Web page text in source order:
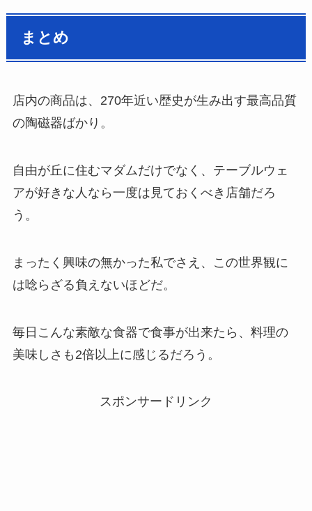
まとめ
店内の商品は、270年近い歴史が生み出す最高品質
の陶磁器ばかり。
自由が丘に住むマダムだけでなく、テーブルウェ
アが好きな人なら一度は見ておくべき店舗だろ
う。
まったく興味の無かった私でさえ、この世界観に
は唸らざる負えないほどだ。
毎日こんな素敵な食器で食事が出来たら、料理の
美味しさも2倍以上に感じるだろう。
スポンサードリンク